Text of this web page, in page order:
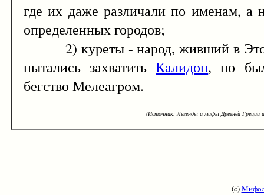
где их даже различали по именам, а
определенных городов;
2) куреты - народ, живший в
пытались захватитьКалидон, но
бегство Мелеагром.
(Источник: Легенды и мифы Древней
(c)